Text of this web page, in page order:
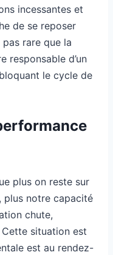
incessantes et
de se reposer
pas rare que la
responsable d’un
le cycle de
plus on reste sur
plus notre capacité
chute,
Cette situation est
est au rendez-